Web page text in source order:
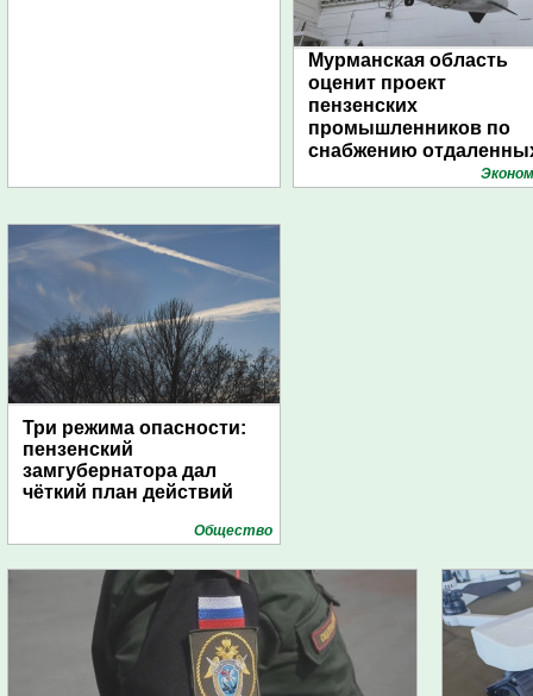
Мурманская область
оценит проект
пензенских
промышленников по
снабжению
поселений с помощью
Три режима опасности:
пензенский
замгубернатора дал
чёткий план действий
Общество